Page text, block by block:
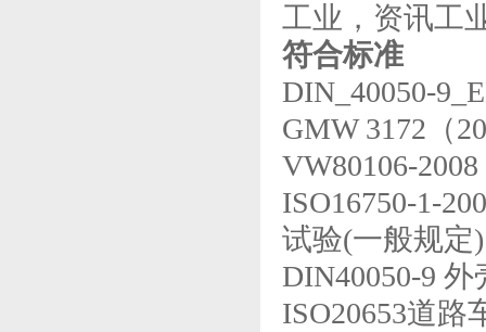
工业，资讯工
符合标准
DIN_40050-
GMW 3172（
VW80106-
ISO16750-1-
试验(一般规定)
DIN40050-9
ISO20653道